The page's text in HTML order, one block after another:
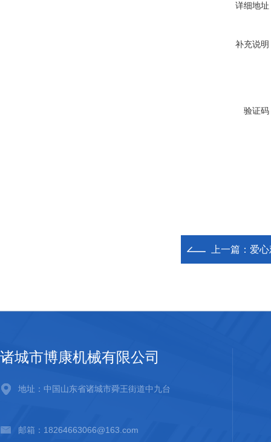
详细地址
补充说明
验证码
上一篇： 爱
诸城市博康机械有限公司
地址：中国山东省诸城市舜王街道中九台
邮箱：18264663066@163.com